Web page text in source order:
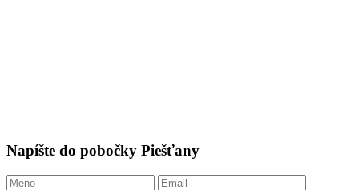
Napíšte do pobočky Piešťany